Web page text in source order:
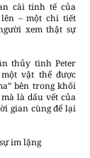
cài tinh tế của
– một chi tiết
xem thật sự
thủy tinh Peter
vật thể được
bên trong khối
là dấu vết của
gian cùng để lại
im lặng